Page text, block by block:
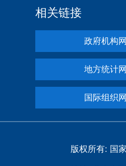
相关链接
政府机构
地方统计
国际组织
版权所有: